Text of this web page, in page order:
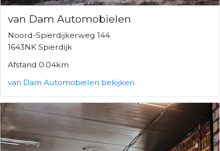
van Dam Automobielen
Noord-Spierdijkerweg 144
1643NK Spierdijk
Afstand 0.04km
van Dam Automobielen bekijken